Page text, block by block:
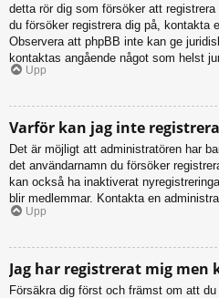
detta rör dig som försöker att
du försöker registrera dig på, kontakta
Observera att phpBB inte kan ge
kontaktas angående något som helst
Upp
Varför kan jag inte
Det är möjligt att administratören har
det användarnamn du försöker
kan också ha inaktiverat
blir medlemmar. Kontakta en
Upp
Jag har registrerat mig men
Försäkra dig först och främst om att